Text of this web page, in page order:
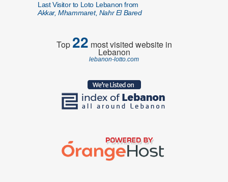
Last Visitor to Loto Lebanon from
Akkar, Mhammaret, Nahr El Bared
Top22 most visited website in
Lebanon
lebanon-lotto.com